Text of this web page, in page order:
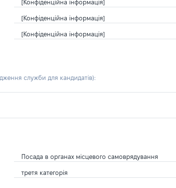
[Конфіденційна інформація]
[Конфіденційна інформація]
[Конфіденційна інформація]
служби для кандидатів):
Посада в органах місцевого самоврядування
третя категорія